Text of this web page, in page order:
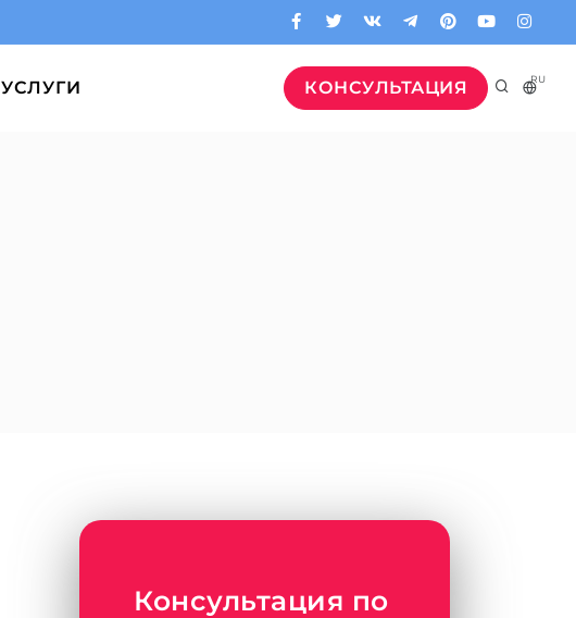
КОНСУЛЬТАЦИЯ RU
УСЛУГИ
Консультация по